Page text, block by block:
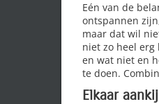
Eén van de
ontspannen
maar dat wil
niet zo heel erg
en wat niet en
te doen.
Elkaar